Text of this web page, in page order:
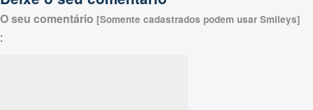
O seu comentário [Somente cadastrados podem usar Smileys]
: